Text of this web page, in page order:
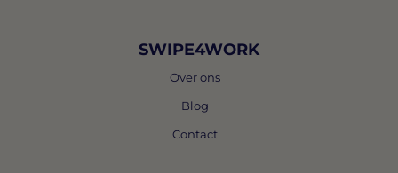
SWIPE4WORK
Over ons
Blog
Contact